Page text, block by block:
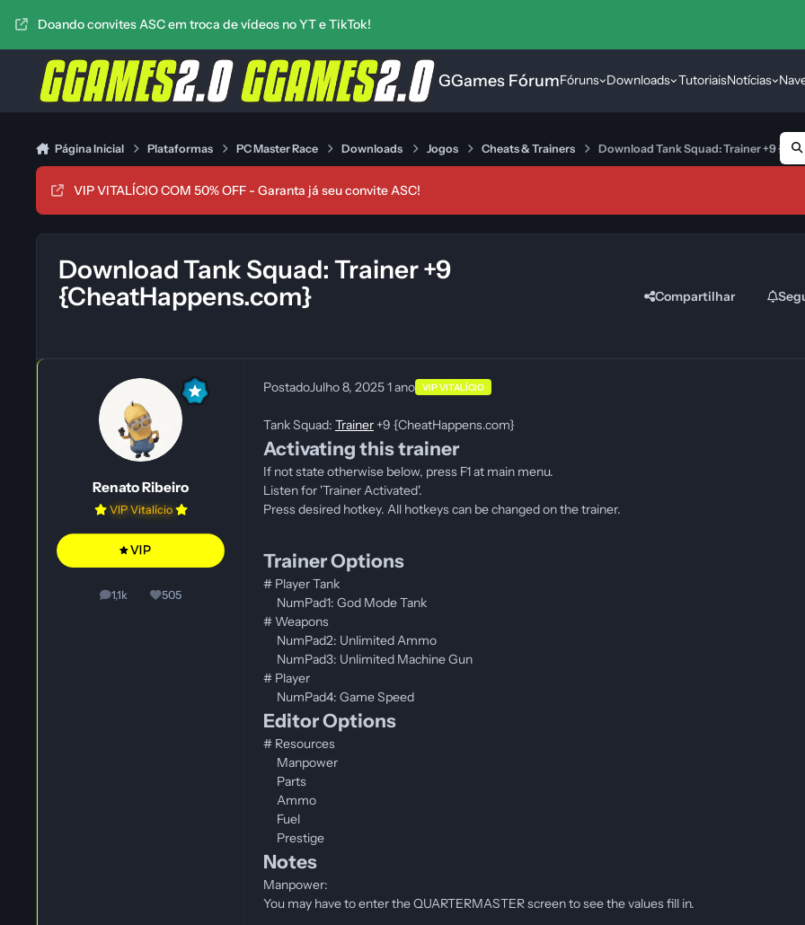
Doando convites ASC em troca de vídeos no YT e TikTok!
GGames FórumFóruns Downloads TutoriaisNotícias
Página Inicial Plataformas PC Master Race Downloads Jogos Cheats & Trainers Download Tank Squad: Trainer +9
VIP VITALÍCIO COM 50% OFF - Garanta já seu convite ASC!
Download Tank Squad: Trainer +9
{CheatHappens.com}
Compartilhar
Renato Ribeiro
VIP Vitalício
1,1k
posts 505
Reputação
PostadoJulho 8, 20251 ano VIP VITALÍCIO
Tank Squad: Trainer +9 {CheatHappens.com}
Activating this trainer
If not state otherwise below, press F1 at main menu.
Listen for 'Trainer Activated'.
Press desired hotkey. All hotkeys can be changed on the trainer.
Trainer Options
# Player Tank
NumPad1: God Mode Tank
# Weapons
NumPad2: Unlimited Ammo
NumPad3: Unlimited Machine Gun
# Player
NumPad4: Game Speed
Editor Options
# Resources
Manpower
Parts
Ammo
Fuel
Prestige
Notes
Manpower:
You may have to enter the QUARTERMASTER screen to see the values fill in.